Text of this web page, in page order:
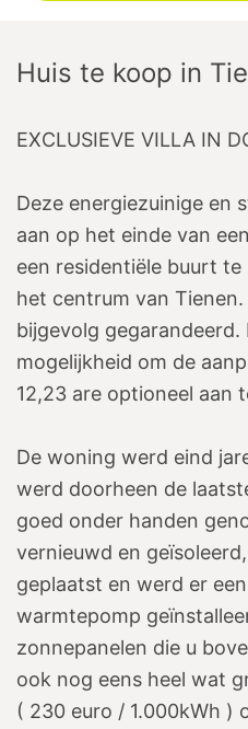
Huis te koop in
EXCLUSIEVE VILLA IN
Deze energiezuinige en
aan op het einde van
een residentiële buurt
het centrum van
bijgevolg
mogelijkheid om de
12,23 are optioneel aan
De woning werd eind
werd doorheen de
goed onder handen
vernieuwd en
geplaatst en werd er
warmtepomp
zonnepanelen die u
ook nog eens heel wat
( 230 euro / 1.000kWh )